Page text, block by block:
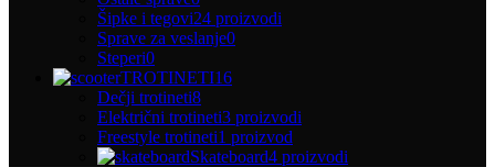
Šipke i tegovi24 proizvodi
Sprave za veslanje0
Steperi0
TROTINETI16
Dečji trotineti8
Električni trotineti3 proizvodi
Freestyle trotineti1 proizvod
Skateboard4 proizvodi